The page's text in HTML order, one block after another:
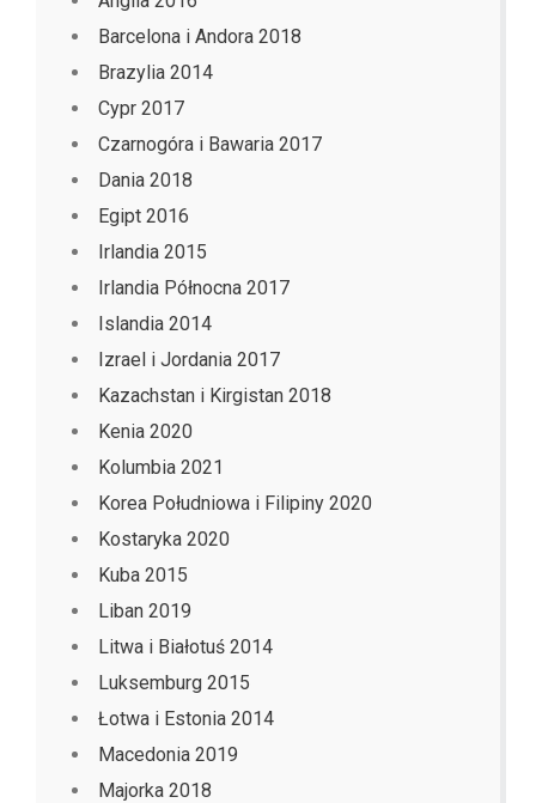
Barcelona i Andora 2018
Brazylia 2014
Cypr 2017
Czarnogóra i Bawaria 2017
Dania 2018
Egipt 2016
Irlandia 2015
Irlandia Północna 2017
Islandia 2014
Izrael i Jordania 2017
Kazachstan i Kirgistan 2018
Kenia 2020
Kolumbia 2021
Korea Południowa i Filipiny 2020
Kostaryka 2020
Kuba 2015
Liban 2019
Litwa i Białotuś 2014
Luksemburg 2015
Łotwa i Estonia 2014
Macedonia 2019
Majorka 2018